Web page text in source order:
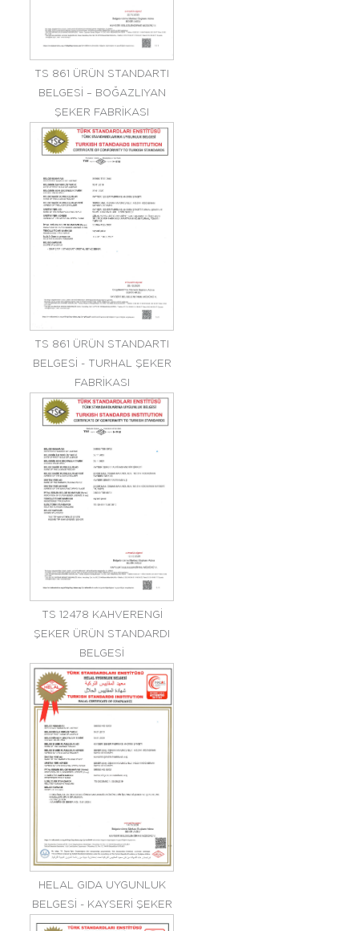
TS 861 ÜRÜN STANDARTI
BELGESİ – BOĞAZLIYAN
ŞEKER FABRİKASI
TS 861 ÜRÜN STANDARTI
BELGESİ - TURHAL ŞEKER
FABRİKASI
TS 12478 KAHVERENGİ
ŞEKER ÜRÜN STANDARDI
BELGESİ
HELAL GIDA UYGUNLUK
BELGESİ - KAYSERİ ŞEKER